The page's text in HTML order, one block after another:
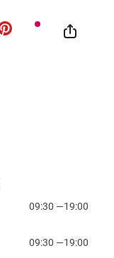
09:30 —19:00
09:30 —19:00